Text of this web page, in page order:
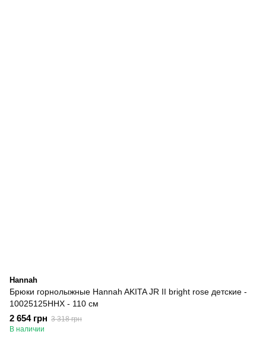
Hannah
Брюки горнолыжные Hannah AKITA JR II bright rose детские -
10025125HHX - 110 см
2 654 грн 3 318 грн
В наличии